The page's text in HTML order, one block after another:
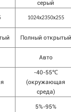
серый
1024x2350x255
Полный открытый
Авто
-40-55℃
(окружающая
среда)
5%-95%